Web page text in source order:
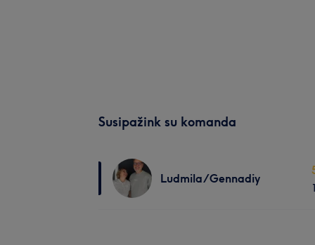
Susipažink su komanda
Ludmila/Gennadiy